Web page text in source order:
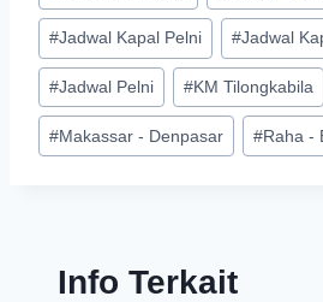
#Jadwal Kapal Pelni #Jadwal
#Jadwal Pelni #KM Tilongkabila
#Makassar - Denpasar #Raha -
Info Terkait